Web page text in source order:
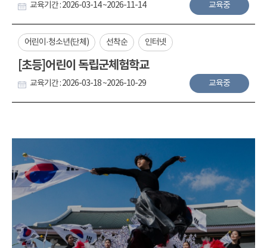
교육기간 : 2026-03-14 ~2026-11-14 교육중
어린이·청소년(단체) 선착순 인터넷
[초등]어린이 독립군체험학교
교육기간 : 2026-03-18 ~2026-10-29 교육중